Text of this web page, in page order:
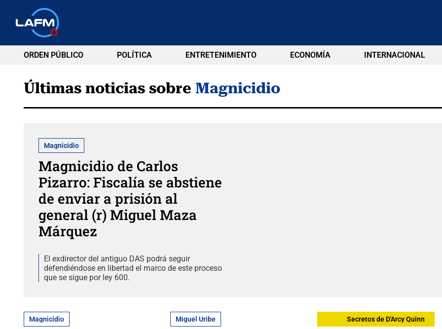
ORDEN PÚBLICO POLÍTICA ENTRETENIMIENTO ECONOMÍA INTERNACIONAL
Últimas noticias sobre Magnicidio
Magnicidio
Magnicidio de Carlos
Pizarro: Fiscalía se abstiene
de enviar a prisión al
general (r) Miguel Maza
Márquez
El exdirector del antiguo DAS podrá seguir
defendiéndose en libertad el marco de este proceso
que se sigue por ley 600.
Magnicidio Miguel Uribe Secretos de D'Arcy Quinn